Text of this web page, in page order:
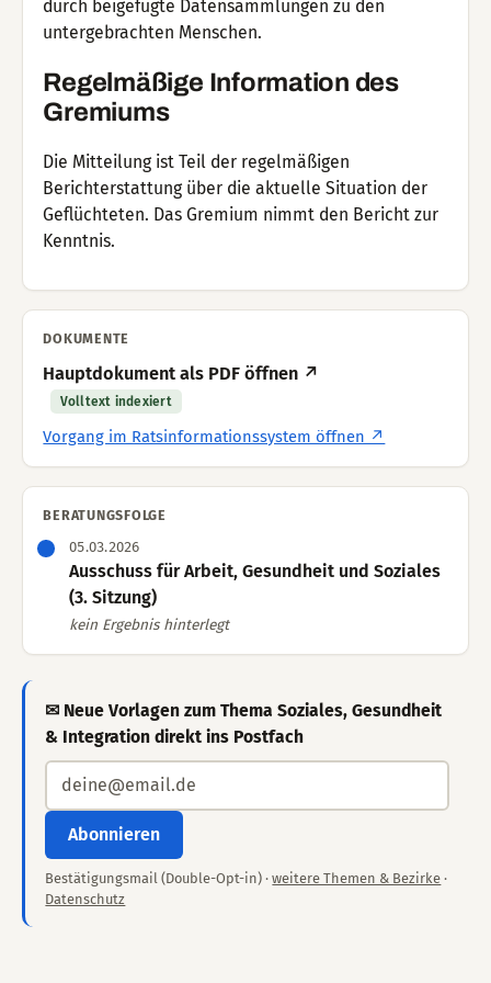
durch beigefügte Datensammlungen zu den
untergebrachten Menschen.
Regelmäßige Information des
Gremiums
Die Mitteilung ist Teil der regelmäßigen
Berichterstattung über die aktuelle Situation der
Geflüchteten. Das Gremium nimmt den Bericht zur
Kenntnis.
DOKUMENTE
Hauptdokument als PDF öffnen ↗
Volltext indexiert
Vorgang im Ratsinformationssystem öffnen ↗
BERATUNGSFOLGE
05.03.2026
Ausschuss für Arbeit, Gesundheit und Soziales
(3. Sitzung)
kein Ergebnis hinterlegt
✉ Neue Vorlagen zum Thema Soziales, Gesundheit
& Integration direkt ins Postfach
Abonnieren
Bestätigungsmail (Double-Opt-in) ·weitere Themen & Bezirke ·
Datenschutz